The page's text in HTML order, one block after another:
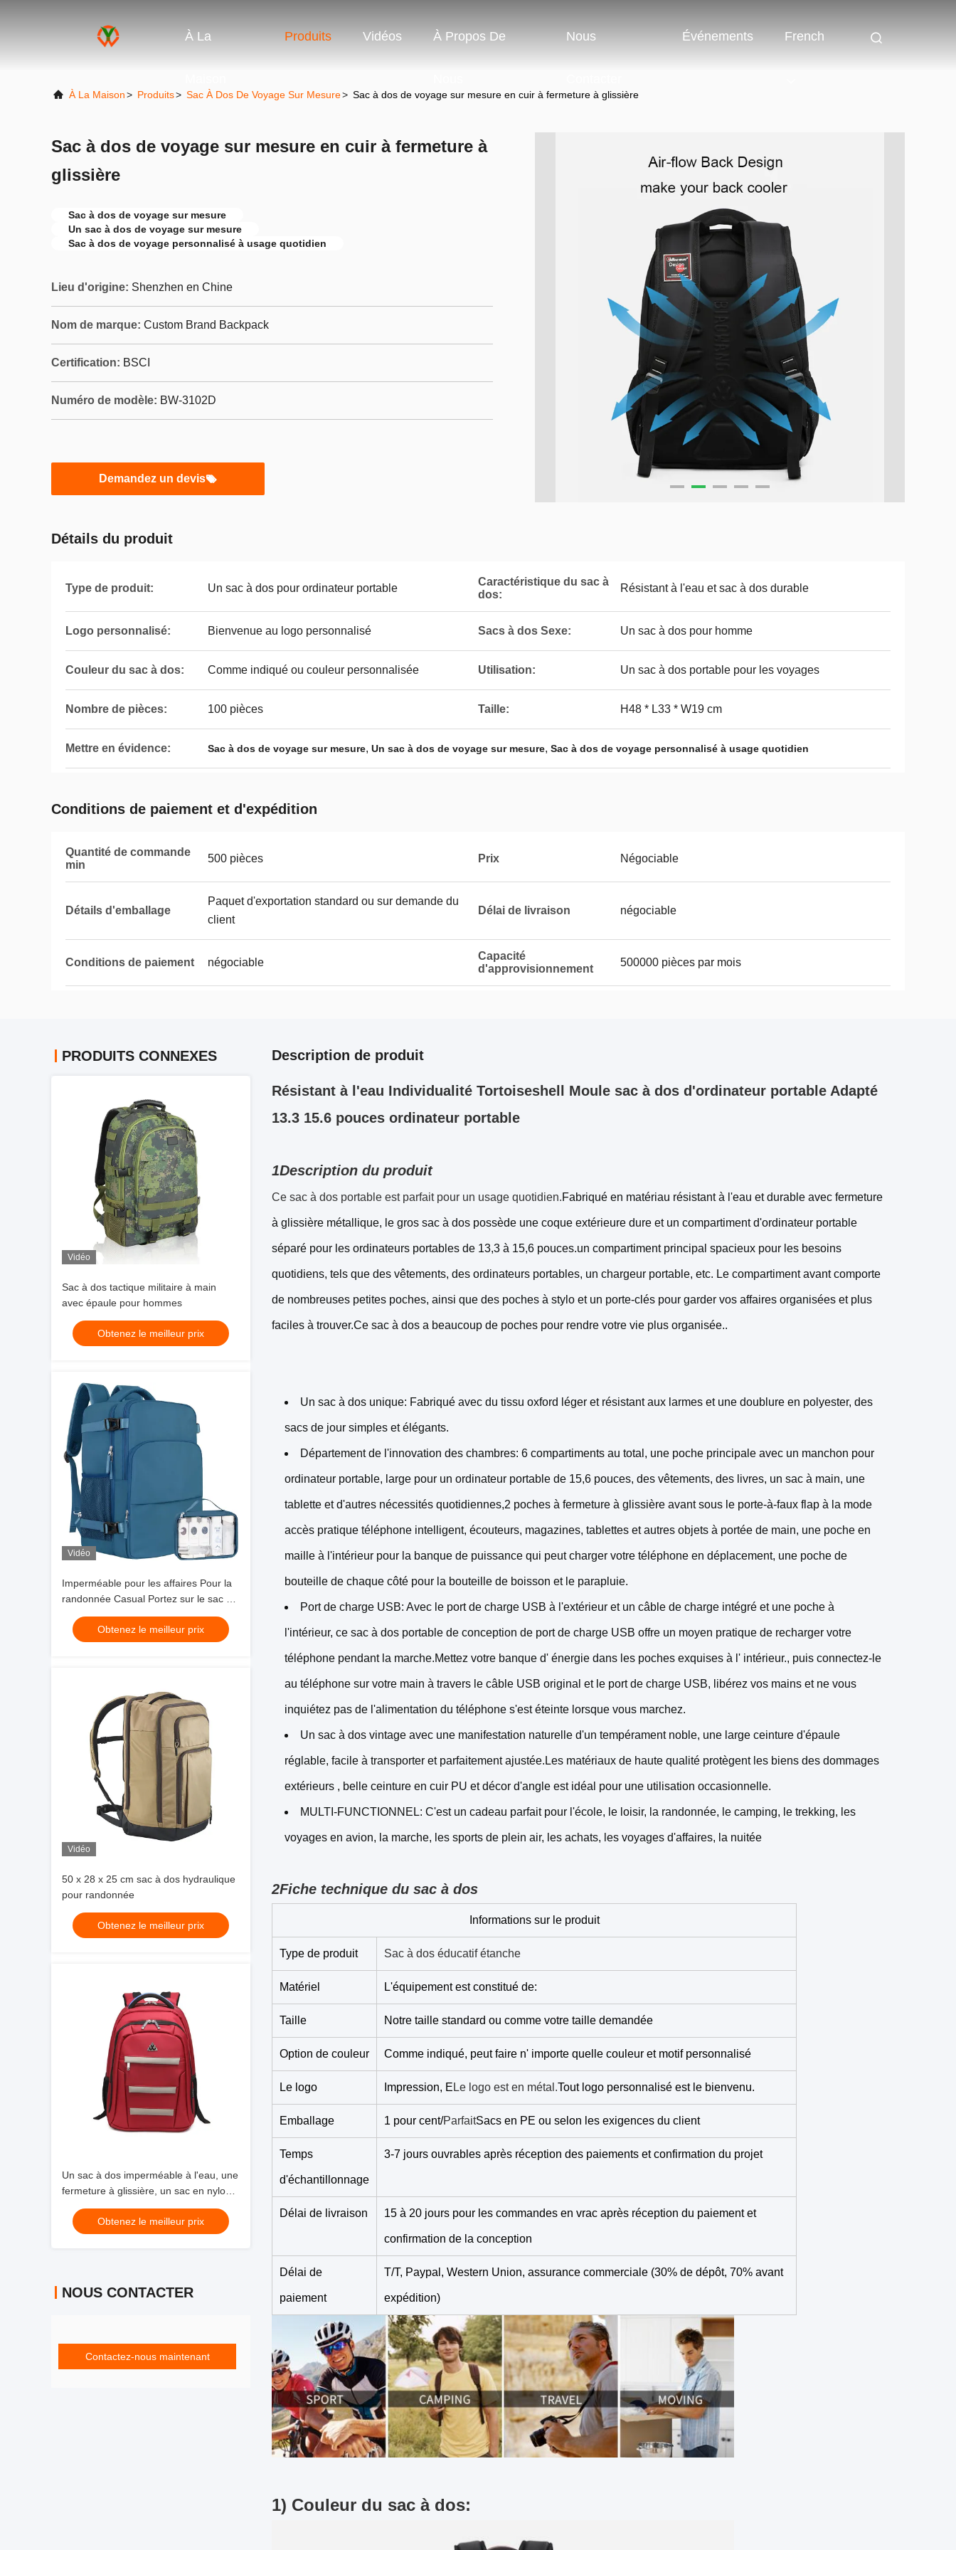
À La Produits Vidéos À Propos De Nous Événements French
À La Maison> Produits> Sac À Dos De Voyage Sur Mesure> Sac à dos de voyage sur mesure en cuir à fermeture à glissière
Sac à dos de voyage sur mesure en cuir à fermeture à
glissière
Sac à dos de voyage sur mesure
Un sac à dos de voyage sur mesure
Sac à dos de voyage personnalisé à usage quotidien
Lieu d'origine: Shenzhen en Chine
Nom de marque: Custom Brand Backpack
Certification: BSCI
Numéro de modèle: BW-3102D
Demandez un devis
Détails du produit
Type de produit: Un sac à dos pour ordinateur portable
Caractéristique du sac à
dos:
Résistant à l'eau et sac à dos durable
Logo personnalisé: Bienvenue au logo personnalisé Sacs à dos Sexe: Un sac à dos pour homme
Couleur du sac à dos: Comme indiqué ou couleur personnalisée Utilisation: Un sac à dos portable pour les voyages
Nombre de pièces: 100 pièces Taille: H48 * L33 * W19 cm
Mettre en évidence: Sac à dos de voyage sur mesure, Un sac à dos de voyage sur mesure, Sac à dos de voyage personnalisé à usage quotidien
Conditions de paiement et d'expédition
Quantité de commande
min
500 pièces Prix Négociable
Détails d'emballage
Paquet d'exportation standard ou sur demande du
client
Délai de livraison négociable
Conditions de paiement négociable
Capacité
d'approvisionnement
500000 pièces par mois
PRODUITS CONNEXES
Vidéo
Sac à dos tactique militaire à main
avec épaule pour hommes
Obtenez le meilleur prix
Vidéo
Imperméable pour les affaires Pour la
randonnée Casual Portez sur le sac de
voyage Vol approuvé Adapté portable
16 poucesObtenez le meilleur prix
Vidéo
50 x 28 x 25 cm sac à dos hydraulique
pour randonnée
Obtenez le meilleur prix
Un sac à dos imperméable à l'eau, une
fermeture à glissière, un sac en nylon,
un vélo, un randonneur.
Obtenez le meilleur prix
NOUS CONTACTER
Contactez-nous maintenant
Description de produit
Résistant à l'eau Individualité Tortoiseshell Moule sac à dos d'ordinateur portable Adapté
13.3 15.6 pouces ordinateur portable
1Description du produit
Ce sac à dos portable est parfait pour un usage quotidien.Fabriqué en matériau résistant à l'eau et durable avec fermeture
à glissière métallique, le gros sac à dos possède une coque extérieure dure et un compartiment d'ordinateur portable
séparé pour les ordinateurs portables de 13,3 à 15,6 pouces.un compartiment principal spacieux pour les besoins
quotidiens, tels que des vêtements, des ordinateurs portables, un chargeur portable, etc. Le compartiment avant comporte
de nombreuses petites poches, ainsi que des poches à stylo et un porte-clés pour garder vos affaires organisées et plus
faciles à trouver.Ce sac à dos a beaucoup de poches pour rendre votre vie plus organisée..
Un sac à dos unique: Fabriqué avec du tissu oxford léger et résistant aux larmes et une doublure en polyester, des
sacs de jour simples et élégants.
Département de l'innovation des chambres: 6 compartiments au total, une poche principale avec un manchon pour
ordinateur portable, large pour un ordinateur portable de 15,6 pouces, des vêtements, des livres, un sac à main, une
tablette et d'autres nécessités quotidiennes,2 poches à fermeture à glissière avant sous le porte-à-faux flap à la mode
accès pratique téléphone intelligent, écouteurs, magazines, tablettes et autres objets à portée de main, une poche en
maille à l'intérieur pour la banque de puissance qui peut charger votre téléphone en déplacement, une poche de
bouteille de chaque côté pour la bouteille de boisson et le parapluie.
Port de charge USB: Avec le port de charge USB à l'extérieur et un câble de charge intégré et une poche à
l'intérieur, ce sac à dos portable de conception de port de charge USB offre un moyen pratique de recharger votre
téléphone pendant la marche.Mettez votre banque d' énergie dans les poches exquises à l' intérieur., puis connectez-le
au téléphone sur votre main à travers le câble USB original et le port de charge USB, libérez vos mains et ne vous
inquiétez pas de l'alimentation du téléphone s'est éteinte lorsque vous marchez.
Un sac à dos vintage avec une manifestation naturelle d'un tempérament noble, une large ceinture d'épaule
réglable, facile à transporter et parfaitement ajustée.Les matériaux de haute qualité protègent les biens des dommages
extérieurs , belle ceinture en cuir PU et décor d'angle est idéal pour une utilisation occasionnelle.
MULTI-FUNCTIONNEL: C'est un cadeau parfait pour l'école, le loisir, la randonnée, le camping, le trekking, les
voyages en avion, la marche, les sports de plein air, les achats, les voyages d'affaires, la nuitée
2Fiche technique du sac à dos
Informations sur le produit
Type de produit Sac à dos éducatif étanche
Matériel L'équipement est constitué de:
Taille Notre taille standard ou comme votre taille demandée
Option de couleur Comme indiqué, peut faire n' importe quelle couleur et motif personnalisé
Le logo Impression, E Le logo est en métal.Tout logo personnalisé est le bienvenu.
Emballage 1 pour cent/ParfaitSacs en PE ou selon les exigences du client
Temps
d'échantillonnage
3-7 jours ouvrables après réception des paiements et confirmation du projet
Délai de livraison 15 à 20 jours pour les commandes en vrac après réception du paiement et
confirmation de la conception
Délai de
paiement
T/T, Paypal, Western Union, assurance commerciale (30% de dépôt, 70% avant
expédition)
1) Couleur du sac à dos: